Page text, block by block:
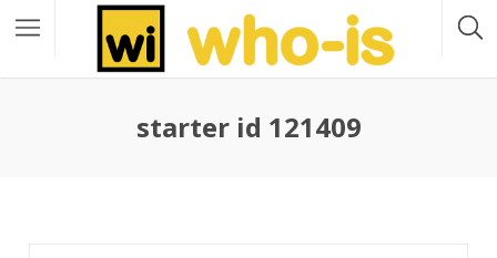
starter id 121409